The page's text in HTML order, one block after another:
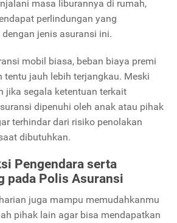
masa liburannya di rumah,
perlindungan yang
jenis asuransi ini.
mobil biasa, beban biaya premi
tentu jauh lebih terjangkau. Meski
jika segala ketentuan terkait
dipenuhi oleh anak atau pihak
terhindar dari risiko penolakan
dibutuhkan.
Pengendara serta
pada Polis Asuransi
juga mampu memudahkanmu
pihak lain agar bisa mendapatkan